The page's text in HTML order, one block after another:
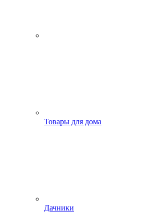
Товары для дома
Дачники